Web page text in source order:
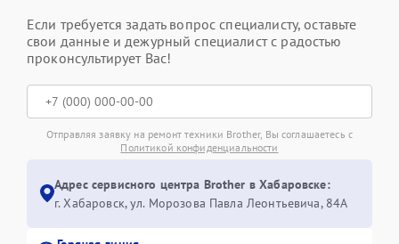
Если требуется задать вопрос специалисту, оставьте
свои данные и дежурный специалист с радостью
проконсультирует Вас!
Отправляя заявку на ремонт техники Brother, Вы соглашаетесь с
Политикой конфиденциальности
Адрес сервисного центра Brother в Хабаровске:
г. Хабаровск, ул. Морозова Павла Леонтьевича, 84А